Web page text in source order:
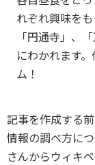
れぞれ興味を
「円通寺」、
にわかれます
ム！
記事を作成する
情報の調べ方に
さんからウィキ